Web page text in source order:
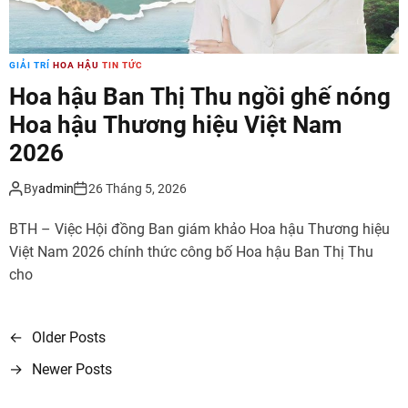
GIẢI TRÍ HOA HẬU TIN TỨC
Hoa hậu Ban Thị Thu ngồi ghế nóng
Hoa hậu Thương hiệu Việt Nam
2026
Byadmin 26 Tháng 5, 2026
BTH – Việc Hội đồng Ban giám khảo Hoa hậu Thương hiệu
Việt Nam 2026 chính thức công bố Hoa hậu Ban Thị Thu
cho
Đ
i
←
Older Posts
→
Newer Posts